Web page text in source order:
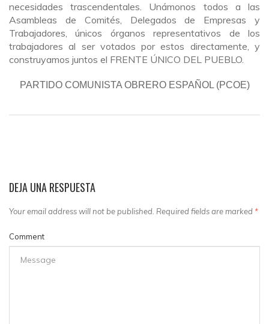
necesidades trascendentales. Unámonos todos a las
Asambleas de Comités, Delegados de Empresas y
Trabajadores, únicos órganos representativos de los
trabajadores al ser votados por estos directamente, y
construyamos juntos el FRENTE ÚNICO DEL PUEBLO.
PARTIDO COMUNISTA OBRERO ESPAÑOL (PCOE)
DEJA UNA RESPUESTA
Your email address will not be published. Required fields are marked *
Comment